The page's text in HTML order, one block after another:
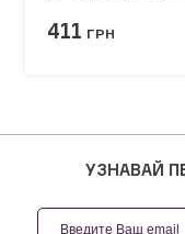
411 ГРН
УЗНАВАЙ